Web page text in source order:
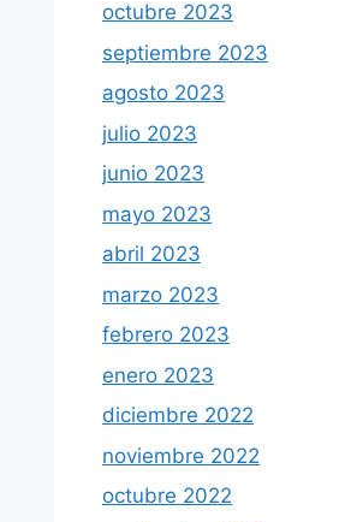
octubre 2023
septiembre 2023
agosto 2023
julio 2023
junio 2023
mayo 2023
abril 2023
marzo 2023
febrero 2023
enero 2023
diciembre 2022
noviembre 2022
octubre 2022